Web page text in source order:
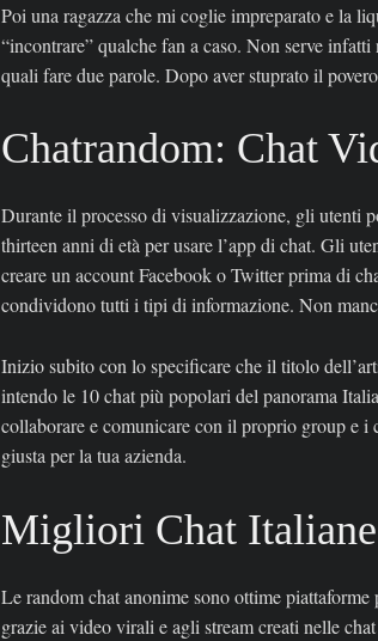
Poi una ragazza che mi coglie impreparato e la
“incontrare” qualche fan a caso. Non serve
quali fare due parole. Dopo aver stuprato il
Chatrandom: Chat
Durante il processo di visualizzazione, gli utenti
thirteen anni di età per usare l’app di chat. Gli
creare un account Facebook o Twitter prima di
condividono tutti i tipi di informazione. Non
Inizio subito con lo specificare che il titolo
intendo le 10 chat più popolari del panorama
collaborare e comunicare con il proprio group e
giusta per la tua azienda.
Migliori Chat
Le random chat anonime sono ottime
grazie ai video virali e agli stream creati nelle